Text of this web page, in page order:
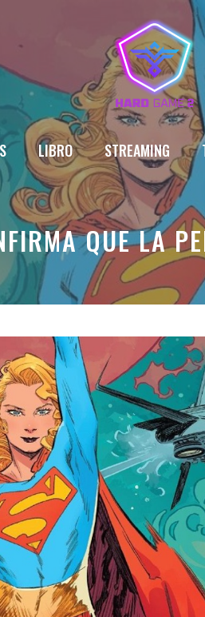
LIBRO STREAMING
QUE LA